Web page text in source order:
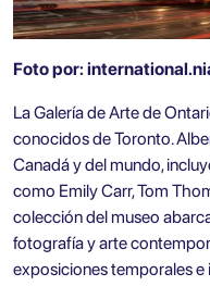
Foto por:
La Galería de Arte de
conocidos de Toronto.
Canadá y del mundo,
como Emily Carr, Tom
colección del museo
fotografía y arte
exposiciones temporales e